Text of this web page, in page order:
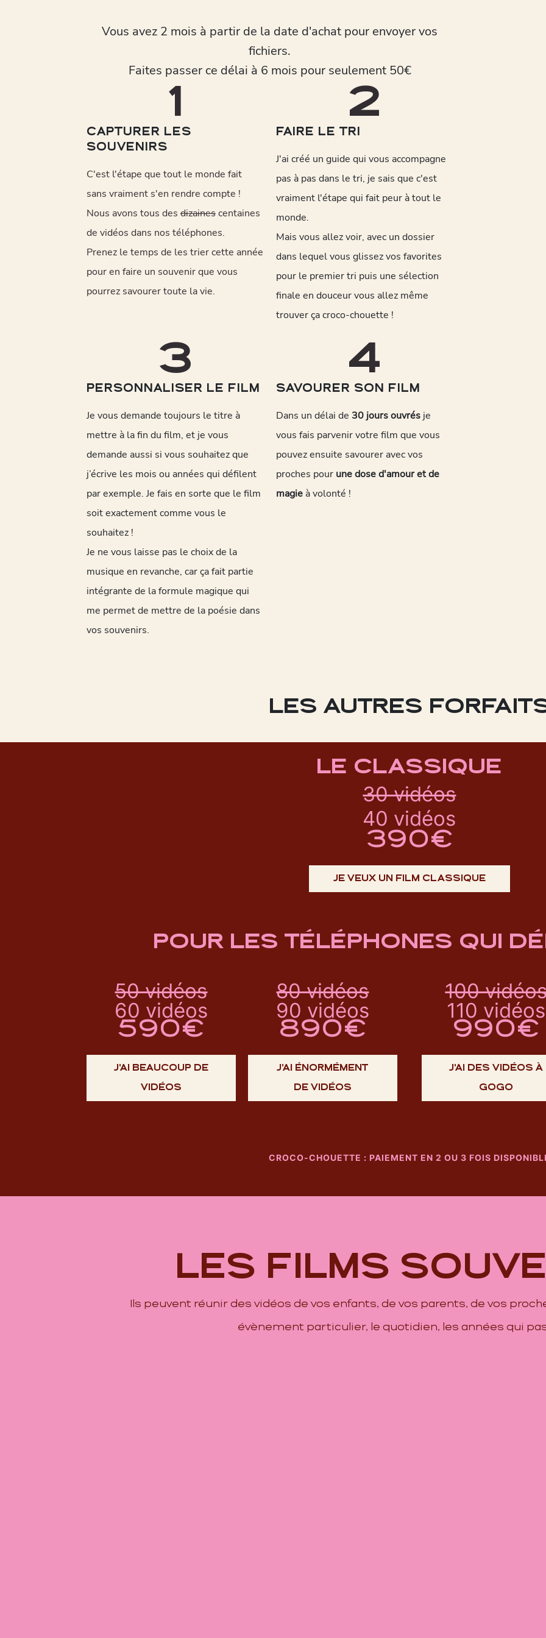
Vous avez 2 mois à partir de la date d'achat pour envoyer vos
fichiers.
Faites passer ce délai à 6 mois pour seulement 50€
1
CAPTURER LES
SOUVENIRS
C'est l'étape que tout le monde fait
sans vraiment s'en rendre compte !
Nous avons tous des dizainescentaines
de vidéos dans nos téléphones.
Prenez le temps de les trier cette année
pour en faire un souvenir que vous
pourrez savourer toute la vie.
2
FAIRE LE TRI
J'ai créé un guide qui vous accompagne
pas à pas dans le tri, je sais que c'est
vraiment l'étape qui fait peur à tout le
monde.
Mais vous allez voir, avec un dossier
dans lequel vous glissez vos favorites
pour le premier tri puis une sélection
finale en douceur vous allez même
trouver ça croco-chouette !
3
PERSONNALISER LE FILM
Je vous demande toujours le titre à
mettre à la fin du film, et je vous
demande aussi si vous souhaitez que
j’écrive les mois ou années qui défilent
par exemple. Je fais en sorte que le film
soit exactement comme vous le
souhaitez !
Je ne vous laisse pas le choix de la
musique en revanche, car ça fait partie
intégrante de la formule magique qui
me permet de mettre de la poésie dans
vos souvenirs.
4
SAVOURER SON FILM
Dans un délai de 30 jours ouvrésje
vous fais parvenir votre film que vous
pouvez ensuite savourer avec vos
proches pour une dose d'amour et de
magieà volonté !
LES AUTRES
LE CLASSIQUE
30 vidéos
40 vidéos
390€
JE VEUX UN FILM CLASSIQUE
POUR LES TÉLÉPHONES QUI
50 vidéos
60 vidéos
590€
J'AI BEAUCOUP DE
VIDÉOS
80 vidéos
90 vidéos
890€
J'AI ÉNORMÉMENT
DE VIDÉOS
100
110 vidéos
990€
J'AI DES VIDÉOS À
GOGO
CROCO-CHOUETTE : PAIEMENT EN 2 OU 3 FOIS
LES FILMS
Ils peuvent réunir des vidéos de vos enfants, de vos parents, de vos
évènement particulier, le quotidien, les années qui